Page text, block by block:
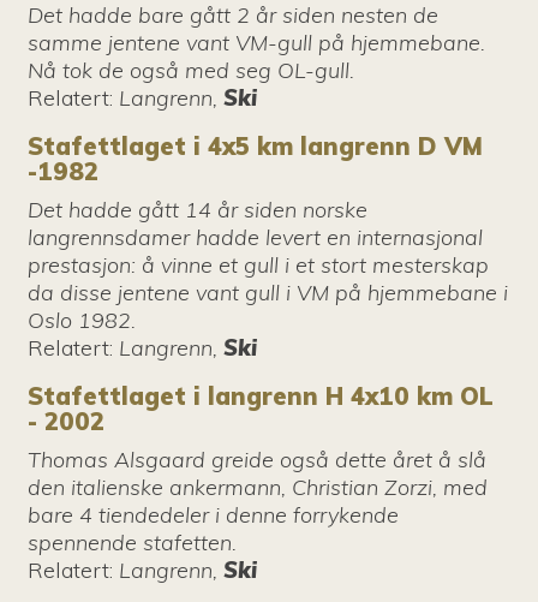
Det hadde bare gått 2 år siden nesten de
samme jentene vant VM-gull på hjemmebane.
Nå tok de også med seg OL-gull.
Relatert: Langrenn,Ski
Stafettlaget i 4x5 km langrenn D VM
-1982
Det hadde gått 14 år siden norske
langrennsdamer hadde levert en internasjonal
prestasjon: å vinne et gull i et stort mesterskap
da disse jentene vant gull i VM på hjemmebane i
Oslo 1982.
Relatert: Langrenn,Ski
Stafettlaget i langrenn H 4x10 km OL
- 2002
Thomas Alsgaard greide også dette året å slå
den italienske ankermann, Christian Zorzi, med
bare 4 tiendedeler i denne forrykende
spennende stafetten.
Relatert: Langrenn,Ski